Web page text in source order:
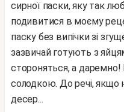
сирної паски, яку так
подивитися в моєму
паску без випічки зі
зазвичай готують з
стороняться, а
солодкою. До речі, якщо
десер...